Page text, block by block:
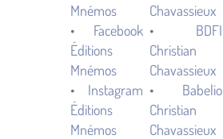
Mnémos
• Facebook
Éditions
Mnémos
• Instagram
Éditions
Mnémos
Chavassieux
• BDFI
Christian
Chavassieux
• Babelio
Christian
Chavassieux